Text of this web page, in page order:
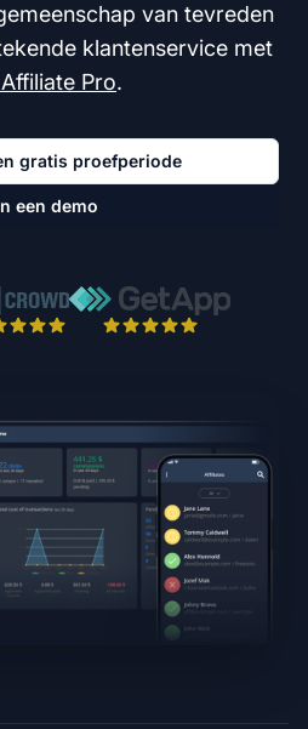
van tevreden
klantenservice met
Pro.
gratis proefperiode
een demo